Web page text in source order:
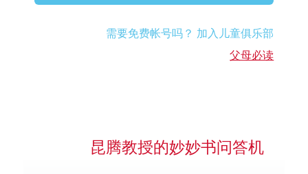
需要免费帐号吗？ 加入儿童俱乐部
父母必读
昆腾教授的妙妙书问答机